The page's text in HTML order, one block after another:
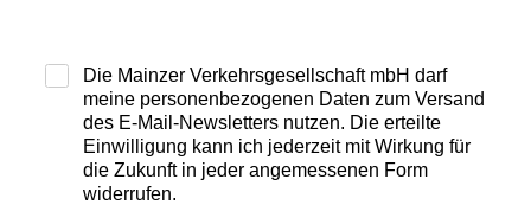
Die Mainzer Verkehrsgesellschaft mbH darf
meine personenbezogenen Daten zum Versand
des E-Mail-Newsletters nutzen. Die erteilte
Einwilligung kann ich jederzeit mit Wirkung für
die Zukunft in jeder angemessenen Form
widerrufen.